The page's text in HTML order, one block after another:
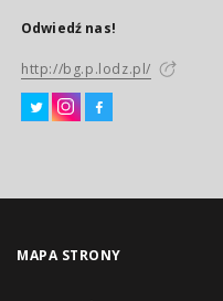
Odwiedź nas!
http://bg.p.lodz.pl/
MAPA STRONY